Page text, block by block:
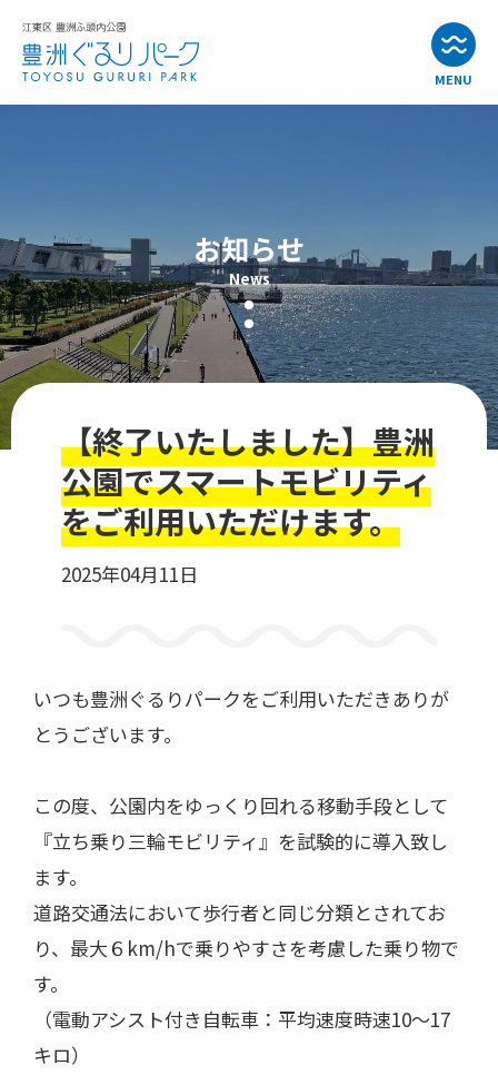
MENU
公園・施設紹介
アクセス
お問い合わせ
催しものやロケなどの業務利用をお考えの方
ご利用について
お知らせ
News
【終了いたしました】豊洲
公園でスマートモビリティ
をご利用いただけます。
2025年04月11日
いつも豊洲ぐるりパークをご利用いただきありが
とうございます。
この度、公園内をゆっくり回れる移動手段として
『立ち乗り三輪モビリティ』を試験的に導入致し
ます。
道路交通法において歩行者と同じ分類とされてお
り、最大６km/hで乗りやすさを考慮した乗り物で
す。
（電動アシスト付き自転車：平均速度時速10～17
キロ）